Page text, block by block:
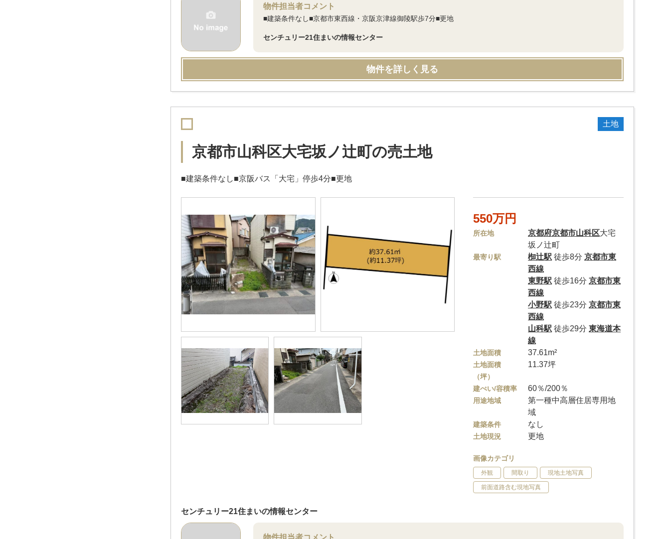
物件担当者コメント
■建築条件なし■京都市東西線・京阪京津線御陵駅歩7分■更地
センチュリー21住まいの情報センター
物件を詳しく見る
土地
京都市山科区大宅坂ノ辻町の売土地
■建築条件なし■京阪バス「大宅」停歩4分■更地
550万円
所在地 京都府京都市山科区大宅
坂ノ辻町
最寄り駅 椥辻駅 徒歩8分京都市東
西線
東野駅 徒歩16分京都市東
西線
小野駅 徒歩23分京都市東
西線
山科駅 徒歩29分東海道本
線
土地面積 37.61m²
土地面積
（坪）
11.37坪
建ぺい/容積率 60％/200％
用途地域
第一種中高層住居専用地
域
建築条件 なし
土地現況 更地
画像カテゴリ
外観 間取り 現地土地写真
前面道路含む現地写真
センチュリー21住まいの情報センター